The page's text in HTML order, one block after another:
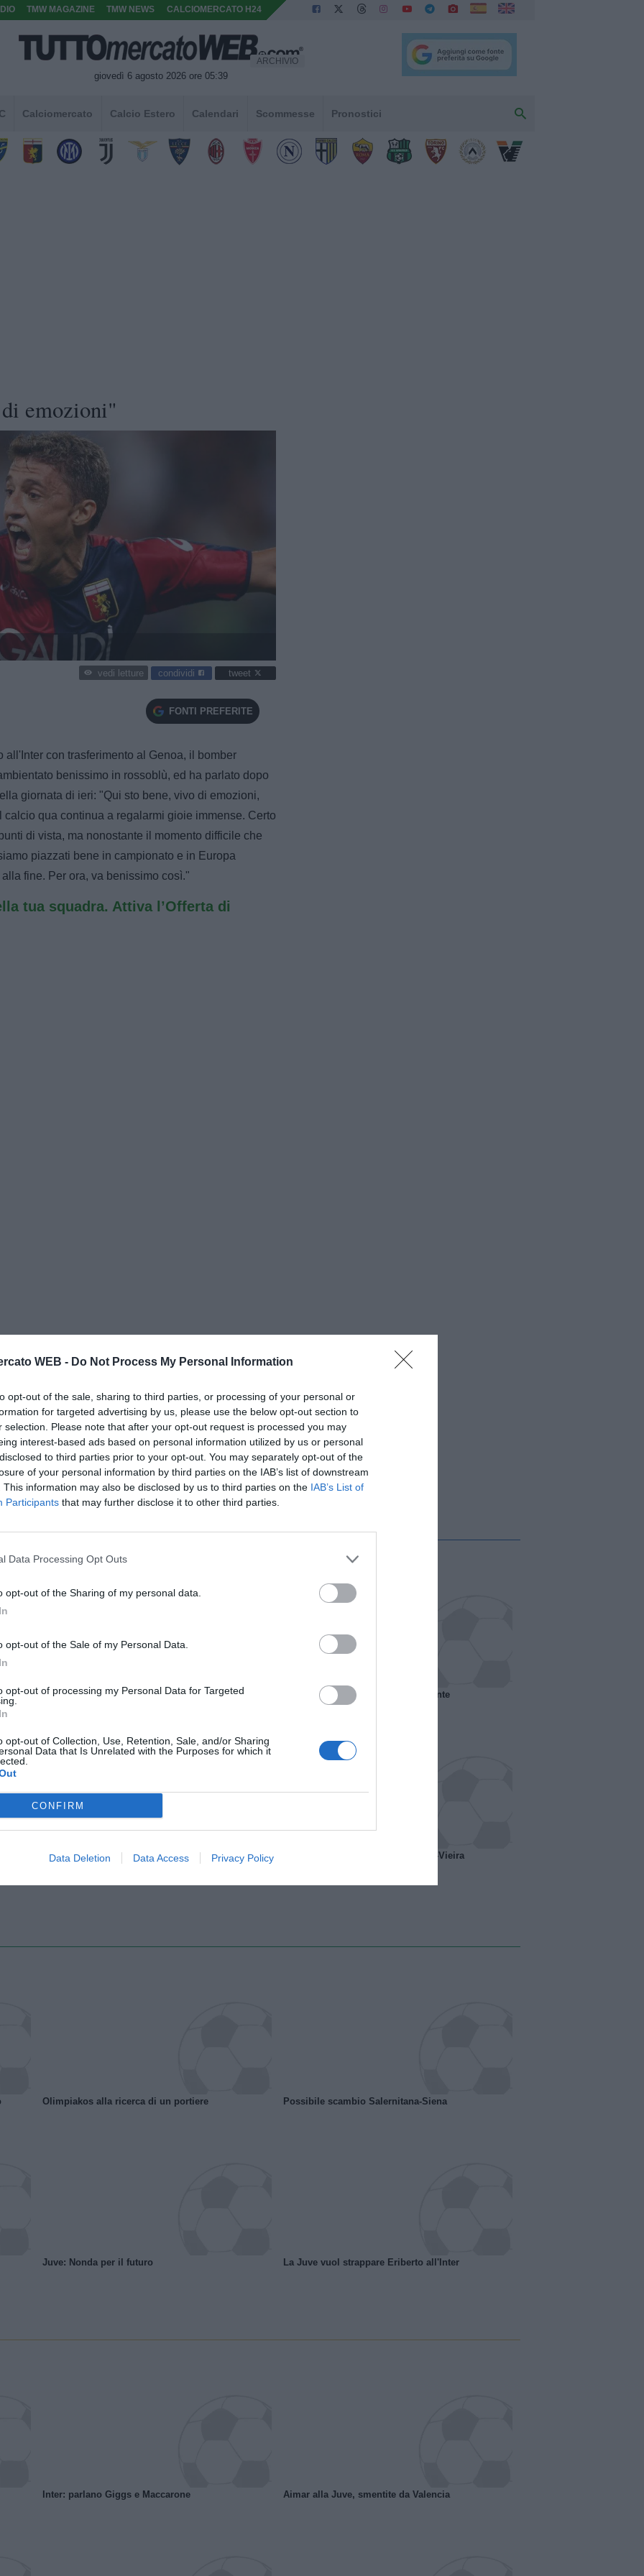
WEB - Do Not Process My Personal Information
opt-out of the sale, sharing to third parties, or processing of your personal or
for targeted advertising by us, please use the below opt-out section to
selection. Please note that after your opt-out request is processed you may
interest-based ads based on personal information utilized by us or personal
to third parties prior to your opt-out. You may separately opt-out of the
of your personal information by third parties on the IAB’s list of downstream
This information may also be disclosed by us to third parties on the IAB’s List of
Participants that may further disclose it to other third parties.
Data Processing Opt Outs
opt-out of the Sharing of my personal data.
opt-out of the Sale of my Personal Data.
opt-out of processing my Personal Data for Targeted
opt-out of Collection, Use, Retention, Sale, and/or Sharing
Data that Is Unrelated with the Purposes for which it
CONFIRM
Data Deletion Data Access Privacy Policy
TMW MAGAZINE TMW NEWS CALCIOMERCATO H24
giovedì 6 agosto 2026 ore 05:39
ARCHIVIO
Calciomercato Calcio Estero Calendari Scommesse Pronostici
emozioni"
vedi letture condividi tweet
FONTI PREFERITE
con trasferimento al Genoa, il bomber
benissimo in rossoblù, ed ha parlato dopo
giornata di ieri: "Qui sto bene, vivo di emozioni,
qua continua a regalarmi gioie immense. Certo
di vista, ma nonostante il momento difficile che
piazzati bene in campionato e in Europa
fine. Per ora, va benissimo così."
tua squadra. Attiva l’Offerta di
Il Rayo Vallecano spinge per Zamorano Francia, il Marsiglia senza presidente
Wiltord vuole giocare A gennaio ipotesi scambio Davids-Vieira
Olimpiakos alla ricerca di un portiere Possibile scambio Salernitana-Siena
Juve: Nonda per il futuro La Juve vuol strappare Eriberto all'Inter
Inter: parlano Giggs e Maccarone Aimar alla Juve, smentite da Valencia